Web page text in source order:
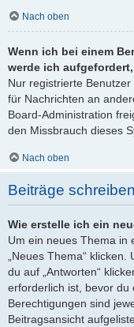
Nach oben
Wenn ich bei einem
werde ich
Nur registrierte
für Nachrichten an
Board-Administration
den Missbrauch dieses
Nach oben
Beiträge schreiben
Wie erstelle ich ein
Um ein neues Thema in
„Neues Thema“
du auf „Antworten“
erforderlich ist, bevor du
Berechtigungen sind
Beitragsansicht